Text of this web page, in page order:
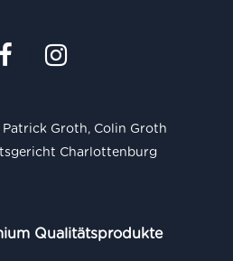
Groth, Colin Groth
Charlottenburg
Qualitätsprodukte